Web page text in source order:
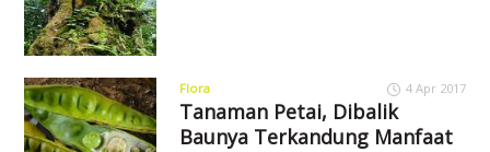
Flora 4 Apr 2017
Tanaman Petai, Dibalik
Baunya Terkandung Manfaat